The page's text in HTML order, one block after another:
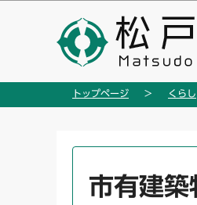
の
トップページ くらし
市有建築